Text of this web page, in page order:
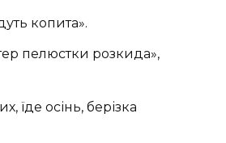
копита».
пелюстки розкида»,
їде осінь, берізка